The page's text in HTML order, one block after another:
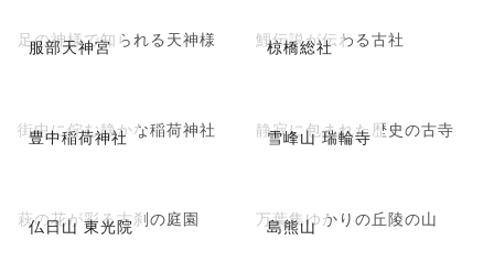
服部天神宮
足の神様で知られる天神様 椋橋総社
鯉伝説が伝わる古社
豊中稲荷神社
街中に佇む静かな稲荷神社 雪峰山 瑞輪寺
静寂に包まれた歴史の古寺
仏日山 東光院
萩の花が彩る古刹の庭園 島熊山
万葉集ゆかりの丘陵の山